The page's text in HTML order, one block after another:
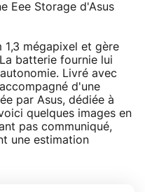
Eee Storage d'Asus
1,3 mégapixel et gère
batterie fournie lui
Livré avec
d'une
par Asus, dédiée à
quelques images en
pas communiqué,
une estimation